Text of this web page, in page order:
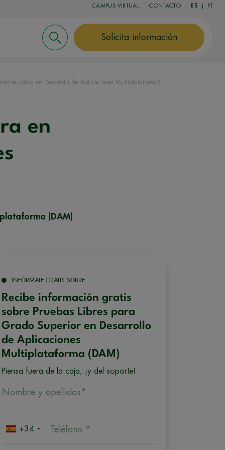
CAMPUS VIRTUAL CONTACTO ES PT
Solicita información
se cobra en Desarrollo de Aplicaciones Multiplataforma?
en
(DAM)
INFÓRMATE GRATIS SOBRE
Recibe información gratis
sobre Pruebas Libres para
Grado Superior en Desarrollo
de Aplicaciones
Multiplataforma (DAM)
Piensa fuera de la caja, ¡y del soporte!
Nombre y apellidos*
+34 Teléfono *